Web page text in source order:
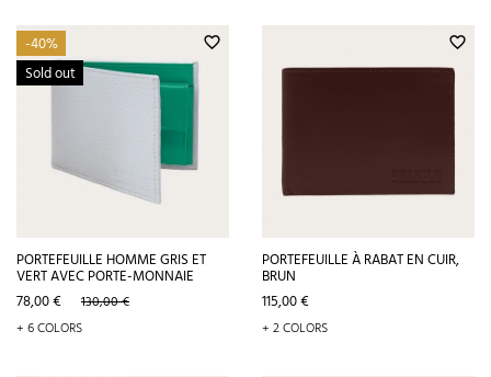
favorite_border
-40%
Sold out
PORTEFEUILLE HOMME GRIS ET
VERT AVEC PORTE-MONNAIE
Prix
78,00 € Prix
de
base
130,00 €
+ 6 COLORS
favorite_border
PORTEFEUILLE À RABAT EN CUIR,
BRUN
Prix
115,00 €
+ 2 COLORS